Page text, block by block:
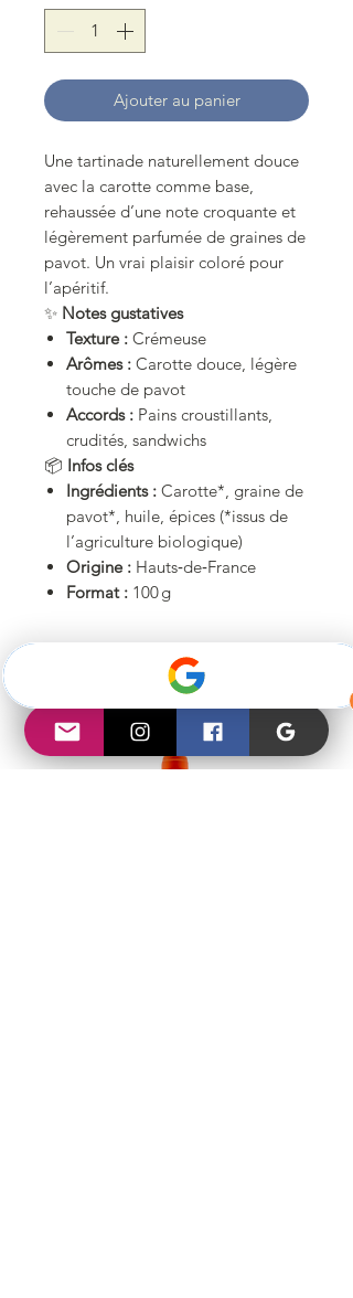
Ajouter au panier
Une tartinade naturellement douce
avec la carotte comme base,
rehaussée d’une note croquante et
légèrement parfumée de graines de
pavot. Un vrai plaisir coloré pour
l’apéritif.
✨ Notes gustatives
Texture : Crémeuse
Arômes : Carotte douce, légère
touche de pavot
Accords : Pains croustillants,
crudités, sandwichs
📦 Infos clés
Ingrédients : Carotte*, graine de
pavot*, huile, épices (*issus de
l’agriculture biologique)
Origine : Hauts‑de‑France
Format : 100 g
Articles similaires